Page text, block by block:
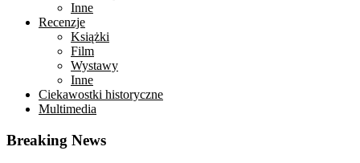
Inne
Recenzje
Książki
Film
Wystawy
Inne
Ciekawostki historyczne
Multimedia
Breaking News